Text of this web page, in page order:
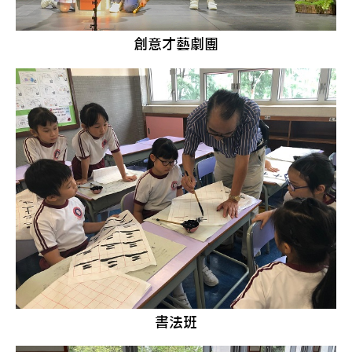
創意才藝劇團
書法班